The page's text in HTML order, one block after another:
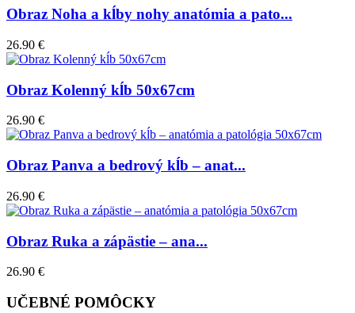
Obraz Noha a kĺby nohy anatómia a pato...
26.90 €
Obraz Kolenný kĺb 50x67cm
26.90 €
Obraz Panva a bedrový kĺb – anat...
26.90 €
Obraz Ruka a zápästie – ana...
26.90 €
UČEBNÉ POMÔCKY